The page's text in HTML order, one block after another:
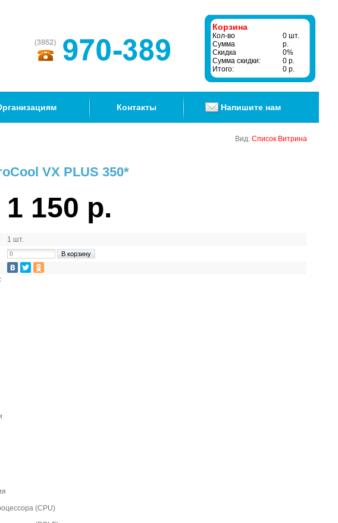
Корзина
Кол-во
0 шт.
Сумма
р.
Скидка
0%
Сумма скидки:
0 р.
Итого:
0 р.
Контакты Напишите нам
Вид: Список Витрина
VX PLUS 350*
1 150 р.
1 шт.
(CPU)